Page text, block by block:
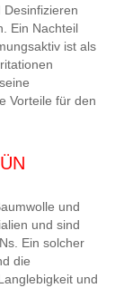
Ein Nachteil
ist als
Vorteile für den
und
und sind
Ein solcher
die
und